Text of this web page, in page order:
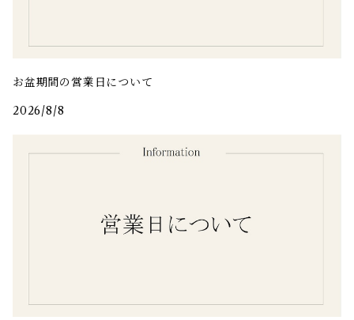
お盆期間の営業日について
2026/8/8